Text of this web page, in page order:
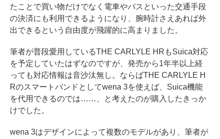
たことで買い物だけでなく電車やバスといった交通手段
の決済にも利用できるようになり、腕時計さえあれば外
出できるという自由度が飛躍的に高まりました。
筆者が普段愛用しているTHE CARLYLE HRもSuica対応
を予定していたはずなのですが、発売から1年半以上経
っても対応情報は音沙汰無し。ならばTHE CARLYLE H
Rのスマートバンドとしてwena 3を使えば、Suica機能
を代用できるのでは……、と考えたのが購入したきっか
けでした。
wena 3はデザインによって複数のモデルがあり、筆者が